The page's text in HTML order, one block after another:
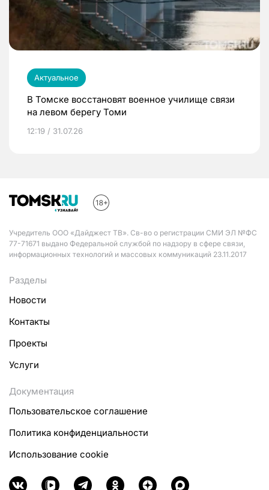
Актуальное
В Томске восстановят военное училище связи
на левом берегу Томи
12:19 / 31.07.26
Учредитель ООО «Дайджест ТВ». Св-во о регистрации СМИ ЭЛ №ФС
77-71671 выдано Федеральной службой по надзору в сфере связи,
информационных технологий и массовых коммуникаций 23.11.2017
Разделы
Новости
Контакты
Проекты
Услуги
Документация
Пользовательское соглашение
Политика конфиденциальности
Использование cookie